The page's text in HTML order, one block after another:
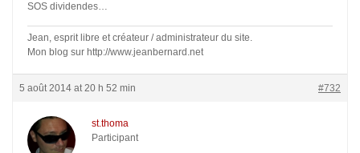
SOS dividendes…
Jean, esprit libre et créateur / administrateur du site.
Mon blog sur http://www.jeanbernard.net
5 août 2014 at 20 h 52 min #732
st.thoma
Participant